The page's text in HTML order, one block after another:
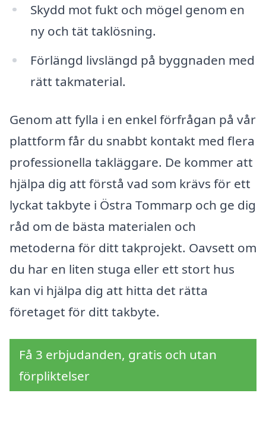
Skydd mot fukt och mögel genom en
ny och tät taklösning.
Förlängd livslängd på byggnaden med
rätt takmaterial.
Genom att fylla i en enkel förfrågan på vår
plattform får du snabbt kontakt med flera
professionella takläggare. De kommer att
hjälpa dig att förstå vad som krävs för ett
lyckat takbyte i Östra Tommarp och ge dig
råd om de bästa materialen och
metoderna för ditt takprojekt. Oavsett om
du har en liten stuga eller ett stort hus
kan vi hjälpa dig att hitta det rätta
företaget för ditt takbyte.
Få 3 erbjudanden, gratis och utan
förpliktelser